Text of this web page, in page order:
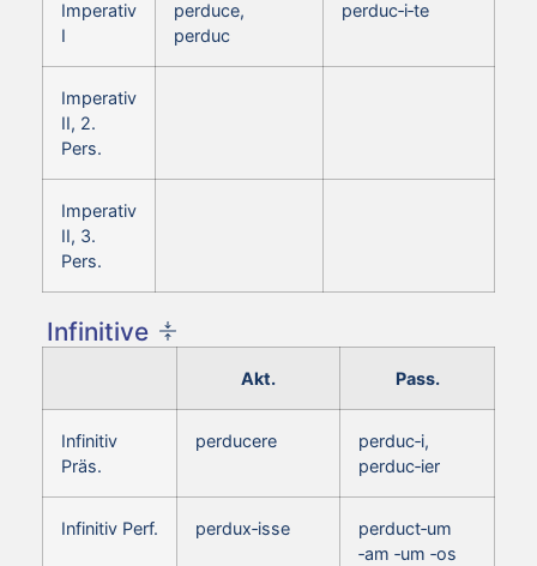
Imperativ
I
perduce,
perduc
perduc‑i‑te
Imperativ
II, 2.
Pers.
Imperativ
II, 3.
Pers.
Infinitive
Akt. Pass.
Infinitiv
Präs.
perducere
perduc‑i,
perduc‑ier
Infinitiv Perf. perdux‑isse
perduct‑um
‑am ‑um ‑os